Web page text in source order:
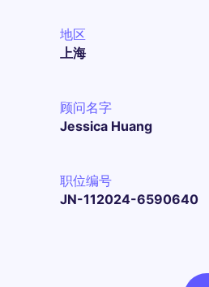
地区
上海
顾问名字
Jessica Huang
职位编号
JN-112024-6590640